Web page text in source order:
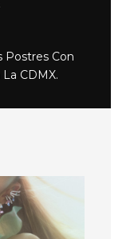
Postres Con
CDMX.